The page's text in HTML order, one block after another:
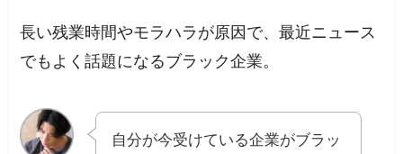
長い残業時間やモラハラが原因で、最近ニュース
でもよく話題になるブラック企業。
自分が今受けている企業がブラッ